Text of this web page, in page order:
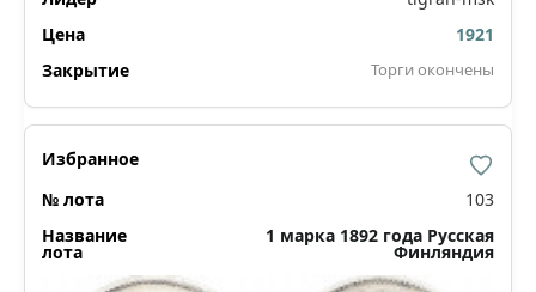
1921
Торги окончены
103
1 марка 1892 года Русская
Финляндия